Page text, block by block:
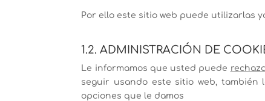
Por ello este sitio web puede utilizarlas
1.2. ADMINISTRACIÓN DE
Le informamos que usted puede
seguir usando este sitio web,
opciones que le damos